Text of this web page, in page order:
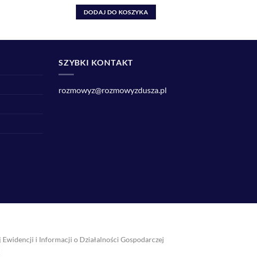
DODAJ DO KOSZYKA
SZYBKI KONTAKT
rozmowyz@rozmowyzdusza.pl
i Informacji o Działalności Gospodarczej